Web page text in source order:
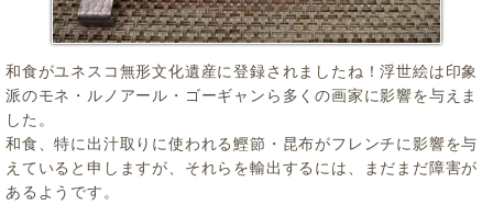
和食がユネスコ無形文化遺産に登録されましたね！浮世絵は印象
派のモネ・ルノアール・ゴーギャンら多くの画家に影響を与えま
した。
和食、特に出汁取りに使われる鰹節・昆布がフレンチに影響を与
えていると申しますが、それらを輸出するには、まだまだ障害が
あるようです。